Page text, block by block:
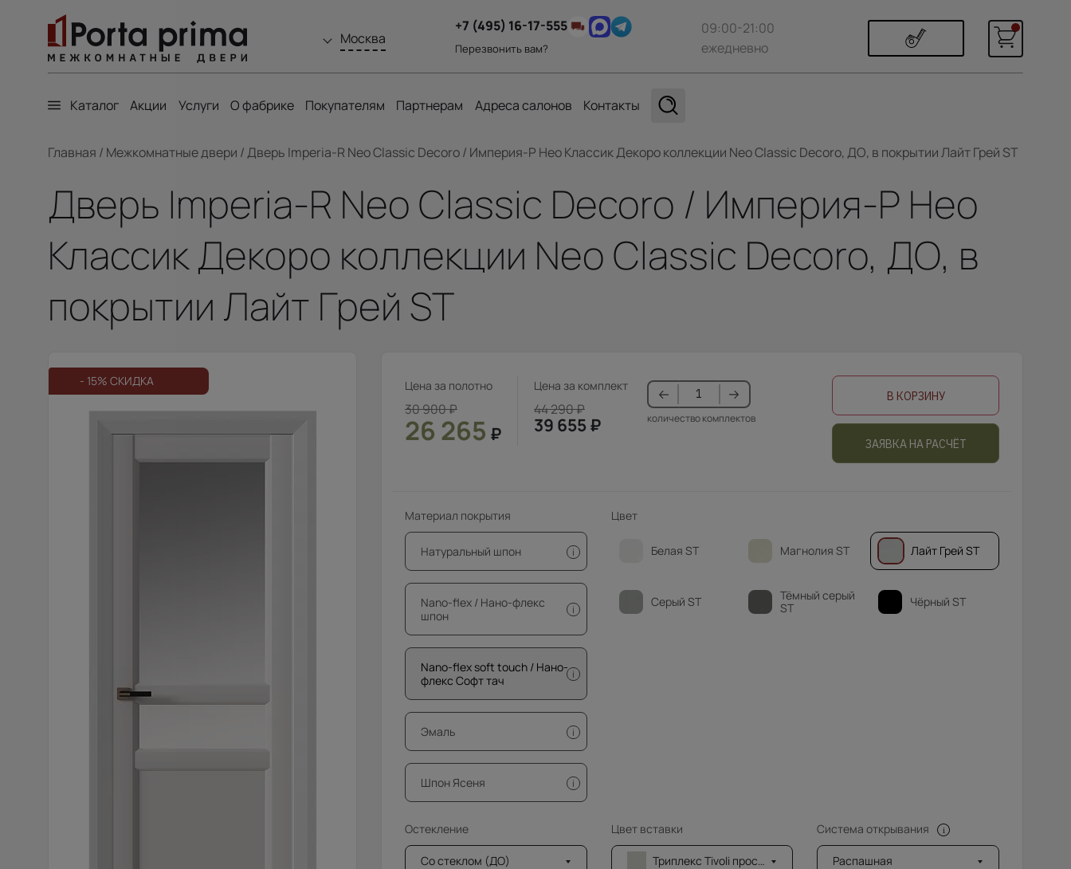
Москва
+7 (495) 16-17-555
Перезвонить вам?
09:00-21:00
ежедневно
Каталог Акции Услуги О фабрике Покупателям Партнерам Адреса салонов Контакты
Главная / Межкомнатные двери /Дверь Imperia-R Neo Classic Decoro / Империя-Р Нео Классик Декоро коллекции Neo Classic Decoro, ДО, в покрытии Лайт Грей ST
Дверь Imperia-R Neo Classic Decoro / Империя-Р Нео
Классик Декоро коллекции Neo Classic Decoro, ДО, в
покрытии Лайт Грей ST
- 15% СКИДКА Цена за полотно
30 900₽
26 265 ₽
Цена за комплект
44 290₽
39 655₽ количество комплектов
В КОРЗИНУ
ЗАЯВКА НА РАСЧЁТ
Материал покрытия
Натуральный шпон i
Nano-flex / Нано-флекс
шпон
i
Nano-flex soft touch / Нано-
флекс Софт тач
i
Эмаль i
Шпон Ясеня i
Цвет
Белая ST Магнолия ST Лайт Грей ST
Серый ST
Тёмный серый
ST
Чёрный ST
Остекление
Со стеклом (ДО)
Цвет вставки
Триплекс Tivoli просветленный (8мм)
Система открывания
Распашная